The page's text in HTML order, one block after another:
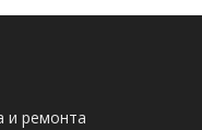
и ремонта